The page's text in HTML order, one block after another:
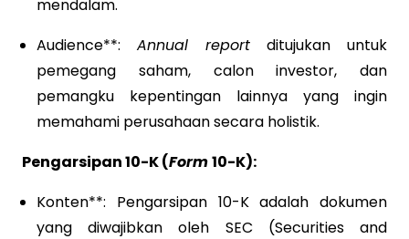
mendalam.
Audience**: Annual report ditujukan untuk
pemegang saham, calon investor, dan
pemangku kepentingan lainnya yang ingin
memahami perusahaan secara holistik.
Pengarsipan 10-K (Form10-K):
Konten**: Pengarsipan 10-K adalah dokumen
yang diwajibkan oleh SEC (Securities and